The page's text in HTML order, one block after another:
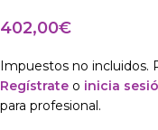
402,00€
Impuestos no incluidos.
Regístrate o inicia
para profesional.